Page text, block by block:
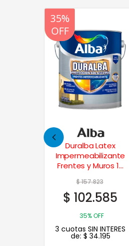
20%
OFF
Fijador Sellador al
Agua Alta
Performance 10
$80.484
$64.387
20%
OFF
3 cuotas SIN INTERES
de: $ 21.462